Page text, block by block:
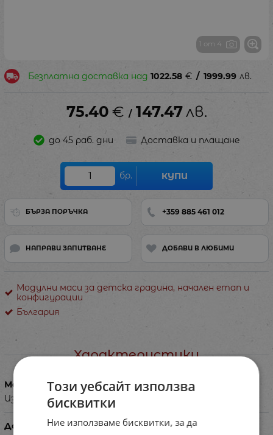
1 от 4
Безплатна доставка над 1022.58 € / 1999.99 лв.
75.40 € / 147.47лв.
до 45 раб. дни Доставка и плащане
бр. КУПИ
БЪРЗА ПОРЪЧКА +359 885 461 012
НАПРАВИ ЗАПИТВАНЕ ДОБАВИ В ЛЮБИМИ
Модулни маси за детска градина, начален етап и
конфигурации
България
Характеристики
Материал
Изработени от ЛПДЧ, здрава метална конструкция.
Допълнителна информация
Този уебсайт използва
бисквитки
Ние използваме бисквитки, за да